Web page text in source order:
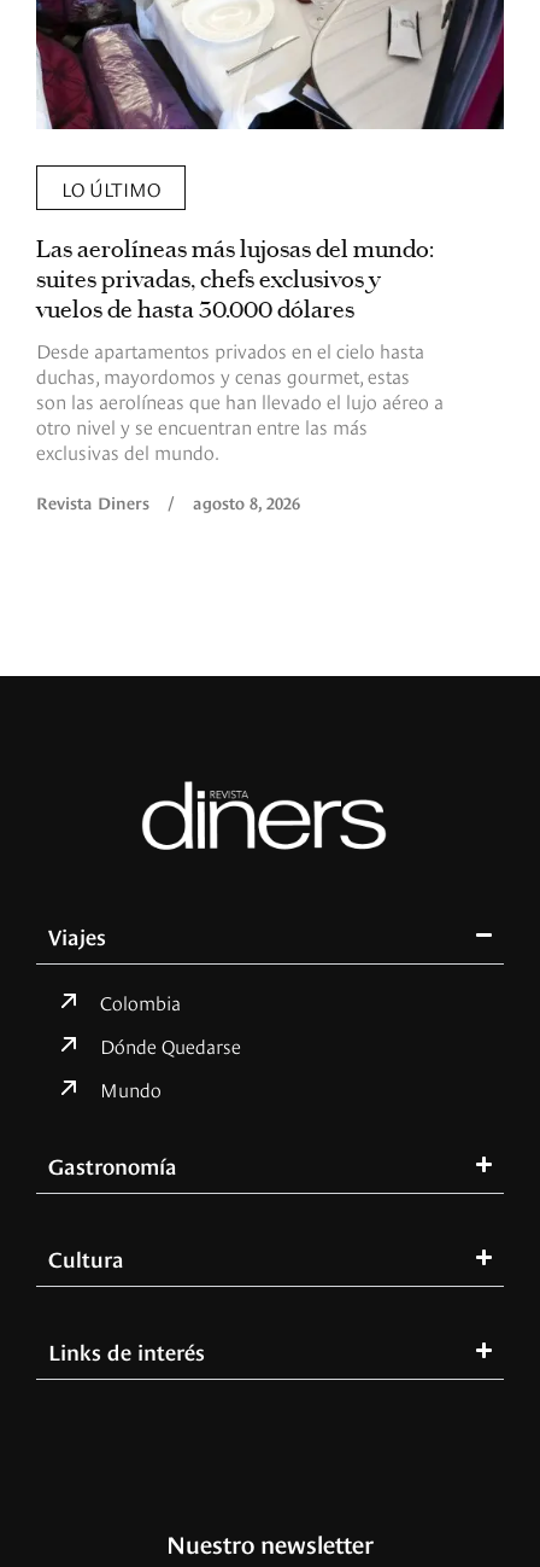
LO ÚLTIMO
Las aerolíneas más lujosas del mundo:
suites privadas, chefs exclusivos y
vuelos de hasta 30.000 dólares
Desde apartamentos privados en el cielo hasta
duchas, mayordomos y cenas gourmet, estas
son las aerolíneas que han llevado el lujo aéreo a
otro nivel y se encuentran entre las más
exclusivas del mundo.
Revista Diners / agosto 8, 2026
Viajes
Colombia
Dónde Quedarse
Mundo
Gastronomía
Cultura
Links de interés
Nuestro newsletter